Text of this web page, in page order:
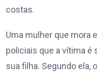
costas.
Uma mulher que mora
policiais que a vítima é
sua filha. Segundo ela,